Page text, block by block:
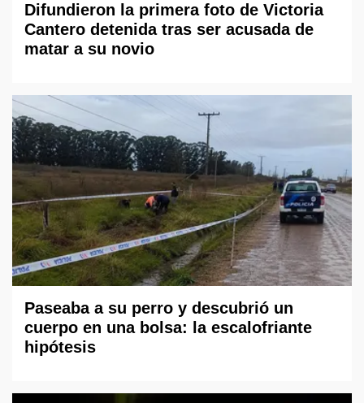
Difundieron la primera foto de Victoria
Cantero detenida tras ser acusada de
matar a su novio
Paseaba a su perro y descubrió un
cuerpo en una bolsa: la escalofriante
hipótesis